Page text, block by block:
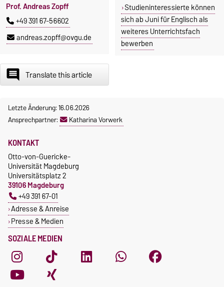
Prof. Andreas Zopff
+49 391 67-56602
andreas.zopff@ovgu.de
Studieninteressierte können
sich ab Juni für Englisch als
weiteres Unterrichtsfach
bewerben
insert_comment Translate this article
Letzte Änderung: 16.06.2026
Ansprechpartner:
Katharina Vorwerk
SOZIALE MEDIEN
KONTAKT
Otto-von-Guericke-
Universität Magdeburg
Universitätsplatz 2
39106 Magdeburg
+49 391 67-01
Adresse & Anreise
Presse & Medien